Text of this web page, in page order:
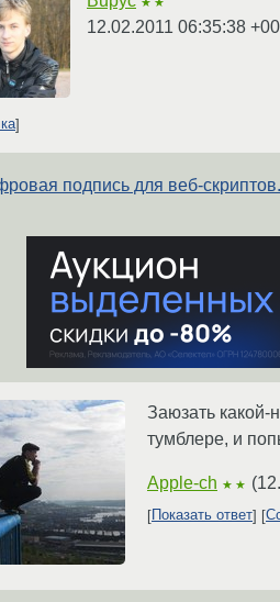
12.02.2011 06:35:38
подпись для веб-скриптов.
Заюзать какой-
тумблере, и
Apple-ch ★★ (
Показать ответ